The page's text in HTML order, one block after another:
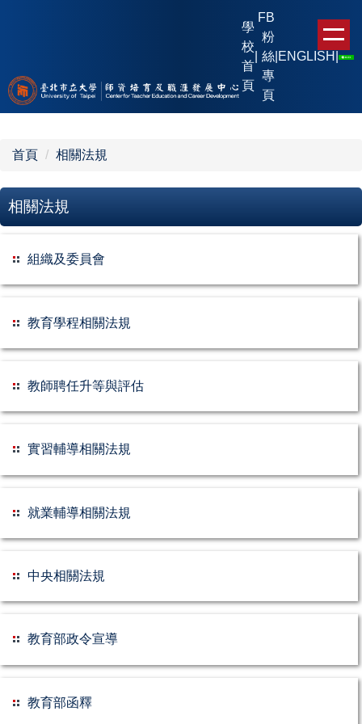
內
容
學
校
首
頁
FB
粉
絲
專
頁
ENGLISH |
首頁 相關法規
相關法規
組織及委員會
教育學程相關法規
教師聘任升等與評估
實習輔導相關法規
就業輔導相關法規
中央相關法規
教育部政令宣導
教育部函釋